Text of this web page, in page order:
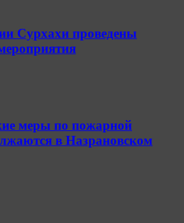
Сурхахи проведены
меры по пожарной
в Назрановском